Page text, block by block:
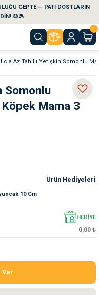
CEPTE — PATİ DOSTLARIN
🐶🎾
Az Tahıllı Yetişkin Somonlu
Somonlu
Mama 3
Ürün Hediyeleri
10 Cm
HEDİYE
0,00 ₺
Ver